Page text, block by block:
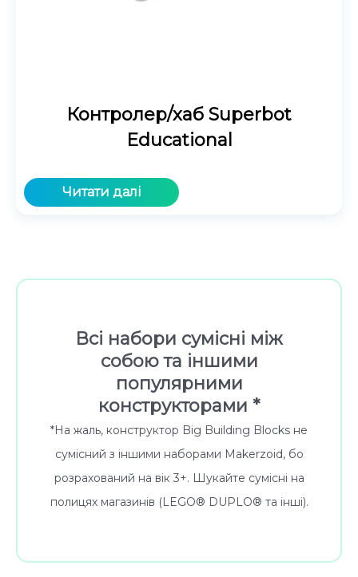
Контролер/хаб Superbot
Educational
Читати далі
Всі набори сумісні між
собою та іншими
популярними
конструкторами *
*На жаль, конструктор Big Building Blocks не
сумісний з іншими наборами Makerzoid, бо
розрахований на вік 3+. Шукайте сумісні на
полицях магазинів (LEGO® DUPLO® та інші).